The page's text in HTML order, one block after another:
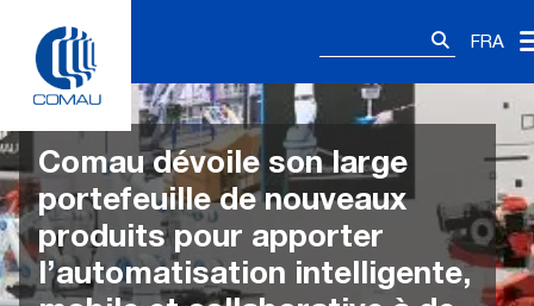
content
FRA
Comau dévoile son large
portefeuille de nouveaux
produits pour apporter
l’automatisation intelligente,